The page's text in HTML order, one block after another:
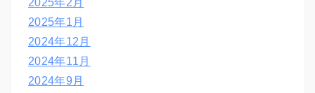
2025年1月
2024年12月
2024年11月
2024年9月